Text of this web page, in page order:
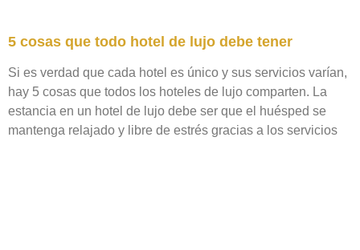
5 cosas que todo hotel de lujo debe tener
Si es verdad que cada hotel es único y sus servicios varían,
hay 5 cosas que todos los hoteles de lujo comparten. La
estancia en un hotel de lujo debe ser que el huésped se
mantenga relajado y libre de estrés gracias a los servicios